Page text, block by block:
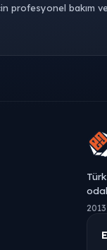
profesyonel bakım